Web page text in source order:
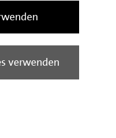
verwenden
finden